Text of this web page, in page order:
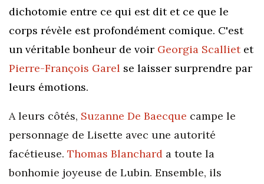
dichotomie entre ce qui est dit et ce que le
corps révèle est profondément comique. C'est
un véritable bonheur de voir Georgia Scalliet et
Pierre-François Garel se laisser surprendre par
leurs émotions.
A leurs côtés, Suzanne De Baecque campe le
personnage de Lisette avec une autorité
facétieuse. Thomas Blanchard a toute la
bonhomie joyeuse de Lubin. Ensemble, ils